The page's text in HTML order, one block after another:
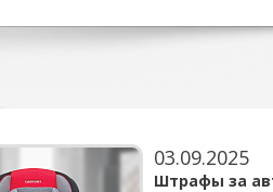
03.09.2025
Штрафы за